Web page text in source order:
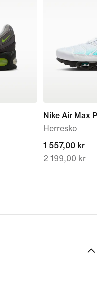
Nike Air Max Plus
Herresko
current
price
2 199,00 kr
1 557,00 kr
2 199,00 kr